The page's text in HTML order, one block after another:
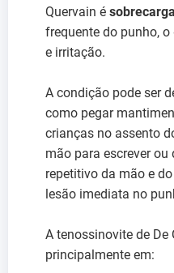
Quervain é
frequente do punho,
e irritação.
A condição pode ser
como pegar
crianças no assento
mão para escrever
repetitivo da mão e
lesão imediata no
A tenossinovite de De
principalmente em: